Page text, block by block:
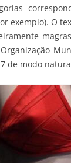
exemplo). O
de modo